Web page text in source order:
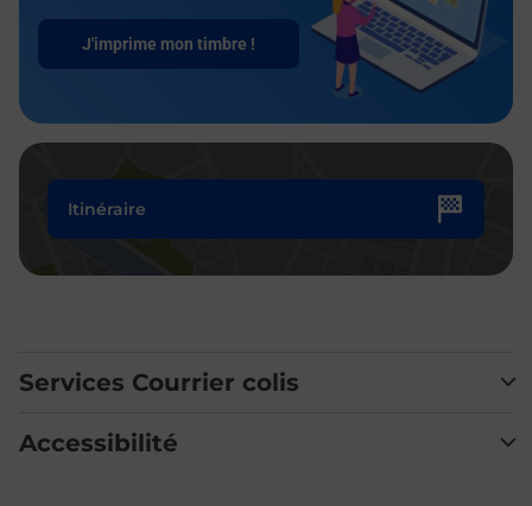
J'imprime mon timbre !
Itinéraire
Services Courrier colis
Accessibilité